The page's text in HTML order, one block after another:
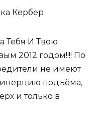
Кербер
Тебя И Твою
2012 годом!!!! По
не имеют
инерцию подъёма,
и только в